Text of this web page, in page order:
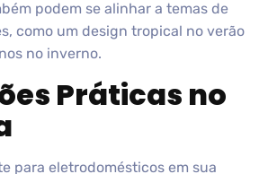
podem se alinhar a temas de
como um design tropical no verão
no inverno.
Práticas no
para eletrodomésticos em sua